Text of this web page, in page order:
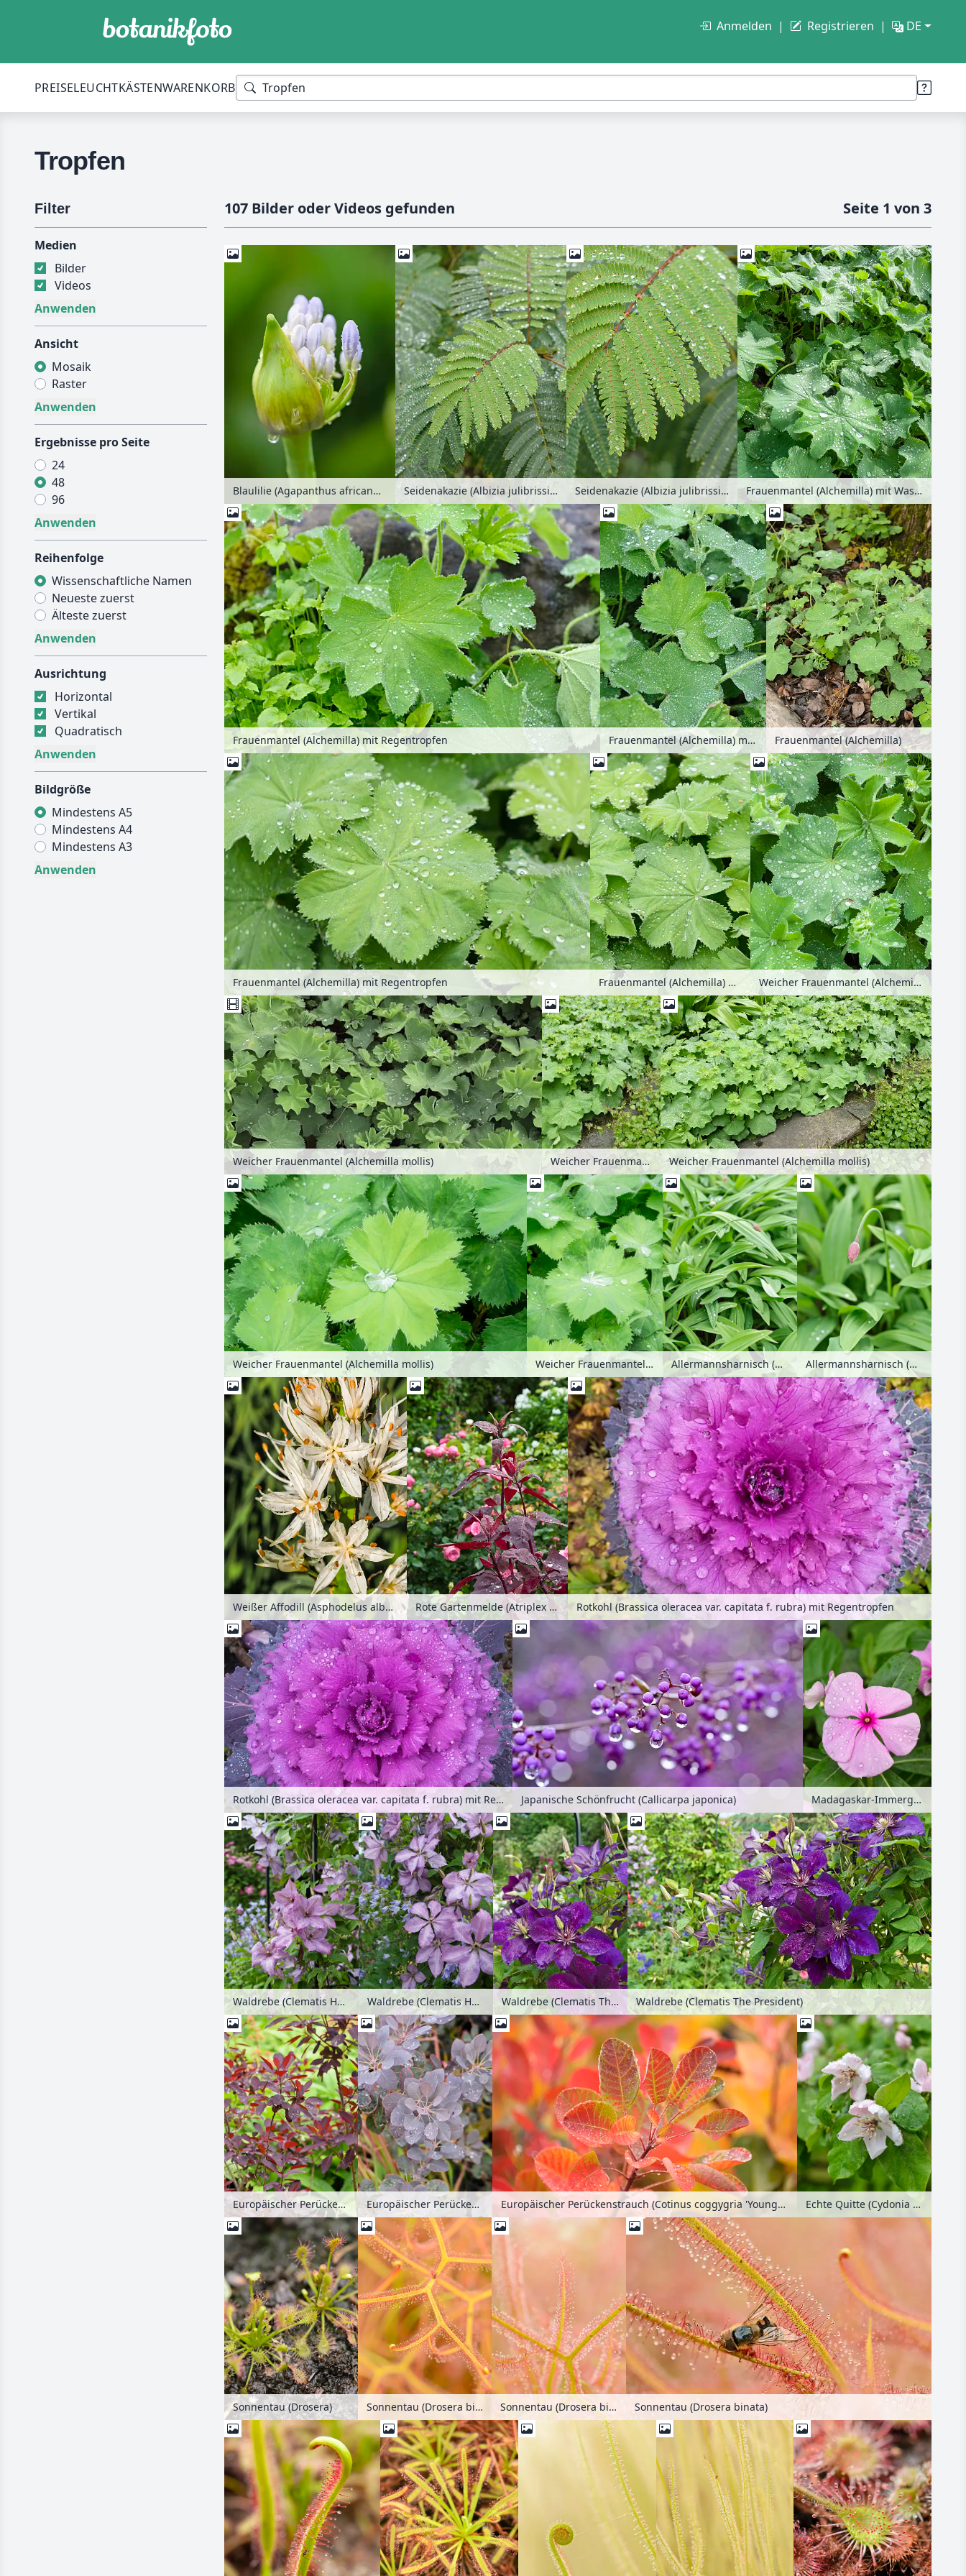
Anmelden Registrieren DE
PREISELEUCHTKÄSTENWARENKORB
Tropfen
Filter
Medien
Bilder
Videos
Ansicht
Mosaik
Raster
Ergebnisse pro Seite
24
48
96
Reihenfolge
Wissenschaftliche Namen
Neueste zuerst
Älteste zuerst
Ausrichtung
Horizontal
Vertikal
Quadratisch
Bildgröße
Mindestens A5
Mindestens A4
Mindestens A3
107 Bilder oder Videos gefunden Seite 1 von 3
Blaulilie (Agapanthus africanus) Seidenakazie (Albizia julibrissin) Seidenakazie (Albizia julibrissin) Frauenmantel (Alchemilla) mit Wassertropfen auf den Blättern
Frauenmantel (Alchemilla) mit Regentropfen Frauenmantel (Alchemilla) mit Regentropfen Frauenmantel (Alchemilla)
Frauenmantel (Alchemilla) mit Regentropfen Frauenmantel (Alchemilla) mit Regentropfen Weicher Frauenmantel (Alchemilla mollis)
Weicher Frauenmantel (Alchemilla mollis) Weicher Frauenmantel (Alchemilla mollis) Weicher Frauenmantel (Alchemilla mollis)
Weicher Frauenmantel (Alchemilla mollis) Weicher Frauenmantel (Alchemilla mollis) Allermannsharnisch (Allium victorialis) Allermannsharnisch (Allium victorialis)
Weißer Affodill (Asphodelus albus) Rote Gartenmelde (Atriplex hortensis var. rubra) und Rosen (Rosa) Rotkohl (Brassica oleracea var. capitata f. rubra) mit Regentropfen
Rotkohl (Brassica oleracea var. capitata f. rubra) mit Regentropfen Japanische Schönfrucht (Callicarpa japonica) Madagaskar-Immergrün (Catharanthus roseus)
Waldrebe (Clematis Hagleys Hybrid) Waldrebe (Clematis Hagleys Hybrid) und Riesenglockenblume (Campanula lactiflora) Waldrebe (Clematis The President) Waldrebe (Clematis The President)
Europäischer Perückenstrauch (Cotinus coggygria 'Royal Purple') Europäischer Perückenstrauch (Cotinus coggygria 'Royal Purple') Europäischer Perückenstrauch (Cotinus coggygria 'Young Lady') Echte Quitte (Cydonia oblonga)
Sonnentau (Drosera) Sonnentau (Drosera binata) Sonnentau (Drosera binata) Sonnentau (Drosera binata)